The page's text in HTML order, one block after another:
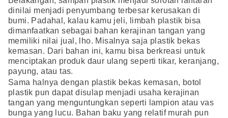
dinilai menjadi penyumbang terbesar kerusakan di
bumi. Padahal, kalau kamu jeli, limbah plastik bisa
dimanfaatkan sebagai bahan kerajinan tangan yang
memiliki nilai jual, lho. Misalnya saja plastik bekas
kemasan. Dari bahan ini, kamu bisa berkreasi untuk
menciptakan produk daur ulang seperti tikar, keranjang,
payung, atau tas.
Sama halnya dengan plastik bekas kemasan, botol
plastik pun dapat disulap menjadi usaha kerajinan
tangan yang menguntungkan seperti lampion atau vas
bunga yang lucu. Bahan baku yang relatif murah pun